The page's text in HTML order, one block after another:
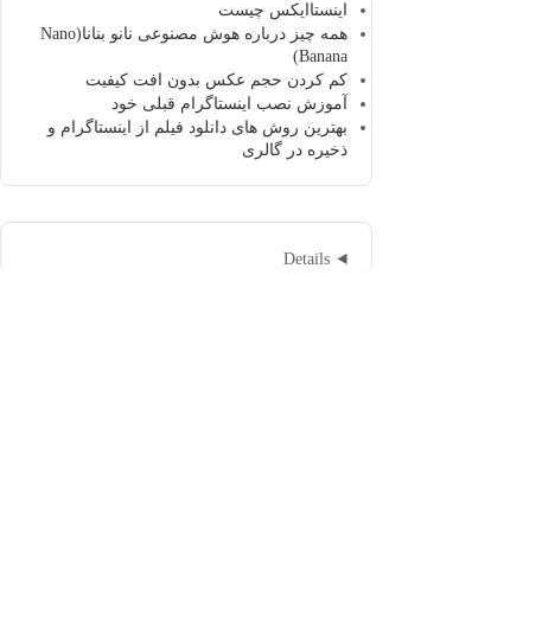
اینستاایکس چیست
همه چیز درباره هوش مصنوعی نانو بنانا(Nano
Banana)
کم کردن حجم عکس بدون افت کیفیت
آموزش نصب اینستاگرام قبلی خود
بهترین روش های دانلود فیلم از اینستاگرام و
ذخیره در گالری
Details